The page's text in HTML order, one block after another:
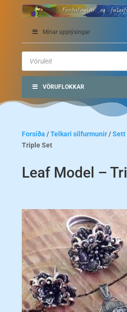
Mínar upplýsingar
Products
search
VÖRUFLOKKAR
Forsíða /Telkari silfurmunir/Sett
Triple Set
Leaf Model –